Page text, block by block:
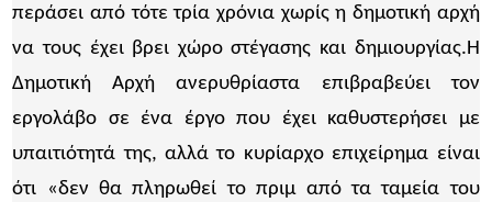
περάσει από τότε τρία χρόνια χωρίς η δημοτική αρχή
να τους έχει βρει χώρο στέγασης και δημιουργίας.Η
Δημοτική Αρχή ανερυθρίαστα επιβραβεύει τον
εργολάβο σε ένα έργο που έχει καθυστερήσει με
υπαιτιότητά της, αλλά το κυρίαρχο επιχείρημα είναι
ότι «δεν θα πληρωθεί το πριμ από τα ταμεία του